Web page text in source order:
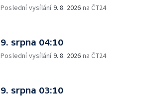
Poslední vysílání9. 8. 2026 na ČT24
9. srpna 04:10
Poslední vysílání9. 8. 2026 na ČT24
9. srpna 03:10